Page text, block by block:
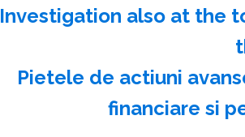
Investigation also at the
Pietele de actiuni
financiare si